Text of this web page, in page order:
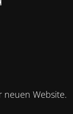
Website.